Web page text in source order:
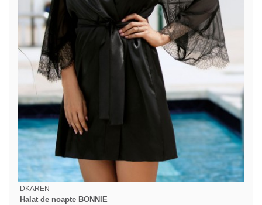
DKAREN
Halat de noapte BONNIE